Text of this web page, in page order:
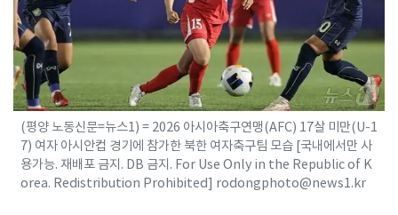
(평양 노동신문=뉴스1) = 2026 아시아축구연맹(AFC) 17살 미만(U-1
7) 여자 아시안컵 경기에 참가한 북한 여자축구팀 모습 [국내에서만 사
용가능. 재배포 금지. DB 금지. For Use Only in the Republic of K
orea. Redistribution Prohibited] rodongphoto@news1.kr